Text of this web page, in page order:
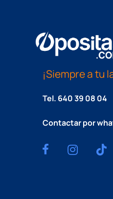
¡Siempre a tu
Tel. 640 39 08 04
Contactar por